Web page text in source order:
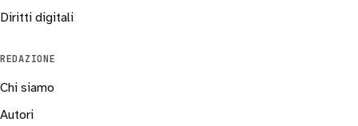
Diritti digitali
REDAZIONE
Chi siamo
Autori